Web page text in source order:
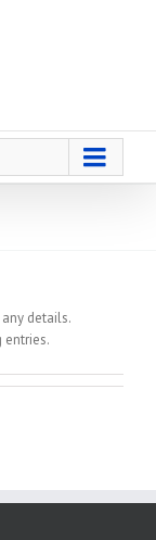
details.
entries.